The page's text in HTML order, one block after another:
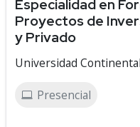
Especialidad en
Proyectos de
y Privado
Universidad Continental
Presencial